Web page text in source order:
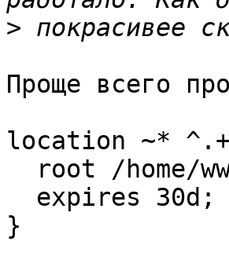
>
Проще всего
location ~*
}